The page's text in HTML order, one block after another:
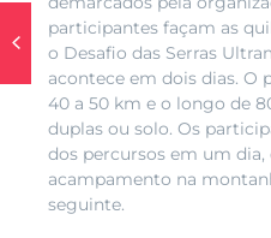
participantes façam as
o Desafio das Serras
acontece em dois dias. O
40 a 50 km e o longo de
duplas ou solo. Os
dos percursos em um
acampamento na
seguinte.